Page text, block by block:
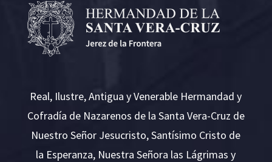
Real, Ilustre, Antigua y Venerable Hermandad y
Cofradía de Nazarenos de la Santa Vera-Cruz de
Nuestro Señor Jesucristo, Santísimo Cristo de
la Esperanza, Nuestra Señora las Lágrimas y